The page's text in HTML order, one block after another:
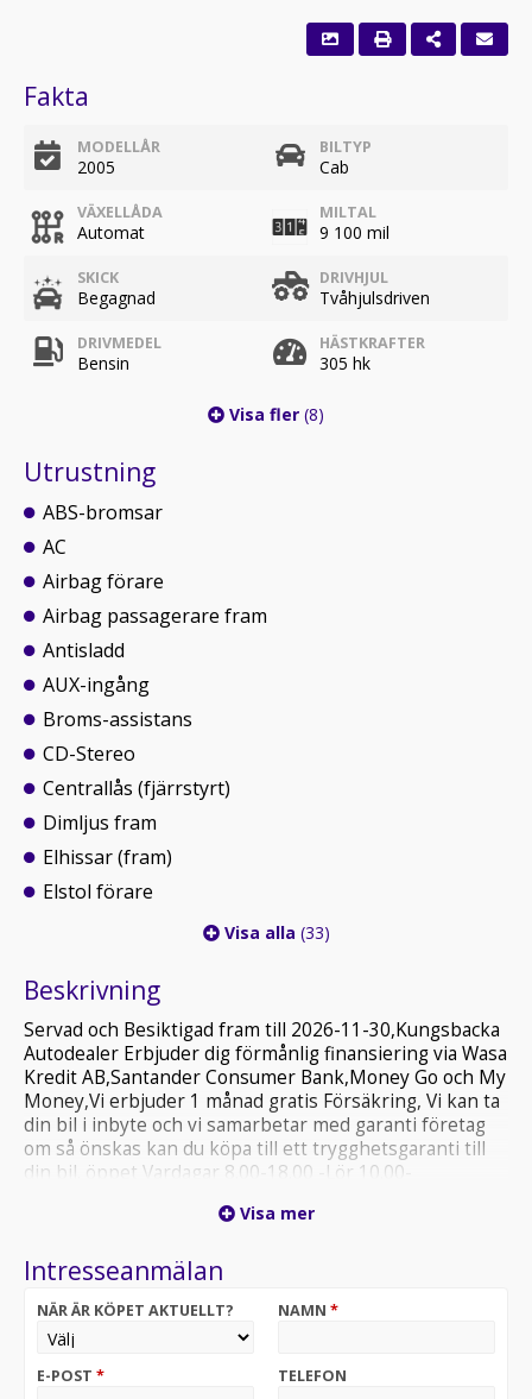
Fakta
MODELLÅR
2005
BILTYP
Cab
VÄXELLÅDA
Automat
MILTAL
9 100 mil
SKICK
Begagnad
DRIVHJUL
Tvåhjulsdriven
DRIVMEDEL
Bensin
HÄSTKRAFTER
305 hk
Visa fler (8)
Utrustning
ABS-bromsar
AC
Airbag förare
Airbag passagerare fram
Antisladd
AUX-ingång
Broms-assistans
CD-Stereo
Centrallås (fjärrstyrt)
Dimljus fram
Elhissar (fram)
Elstol förare
Visa alla (33)
Beskrivning
Servad och Besiktigad fram till 2026-11-30,Kungsbacka
Autodealer Erbjuder dig förmånlig finansiering via Wasa
Kredit AB,Santander Consumer Bank,Money Go och My
Money,Vi erbjuder 1 månad gratis Försäkring, Vi kan ta
din bil i inbyte och vi samarbetar med garanti företag
om så önskas kan du köpa till ett trygghetsgaranti till
din bil. öppet Vardagar 8.00-18.00 -Lör 10.00-
finns på VERKSTADSGATAN 9,Registreringsavgift
Visa mer
Intresseanmälan
NÄR ÄR KÖPET AKTUELLT? NAMN *
E-POST * TELEFON